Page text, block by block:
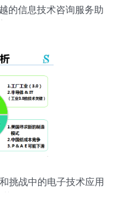
的信息技术咨询服务助
挑战中的电子技术应用